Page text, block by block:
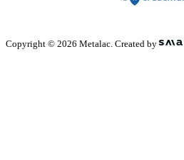
Copyright © 2026 Metalac. Created by